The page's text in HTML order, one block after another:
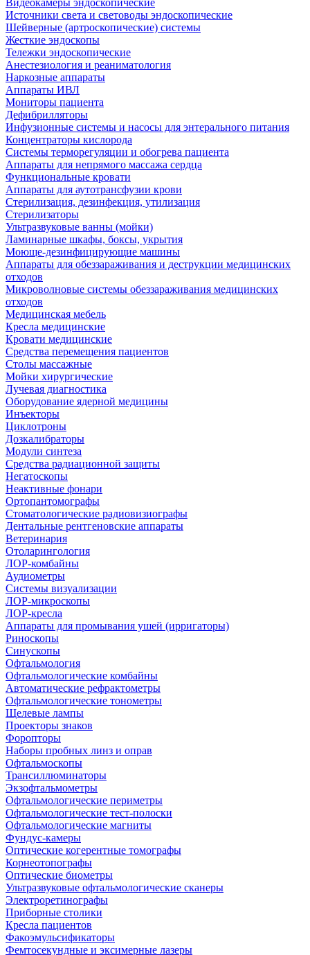
Видеокамеры эндоскопические
Источники света и световоды эндоскопические
Шейверные (артроскопические) системы
Жесткие эндоскопы
Тележки эндоскопические
Анестезиология и реаниматология
Наркозные аппараты
Аппараты ИВЛ
Мониторы пациента
Дефибрилляторы
Инфузионные системы и насосы для энтерального питания
Концентраторы кислорода
Системы терморегуляции и обогрева пациента
Аппараты для непрямого массажа сердца
Функциональные кровати
Аппараты для аутотрансфузии крови
Стерилизация, дезинфекция, утилизация
Стерилизаторы
Ультразвуковые ванны (мойки)
Ламинарные шкафы, боксы, укрытия
Моюще-дезинфицирующие машины
Аппараты для обеззараживания и деструкции медицинских
отходов
Микроволновые системы обеззараживания медицинских
отходов
Медицинская мебель
Кресла медицинские
Кровати медицинские
Средства перемещения пациентов
Столы массажные
Мойки хирургические
Лучевая диагностика
Оборудование ядерной медицины
Инъекторы
Циклотроны
Дозкалибраторы
Модули синтеза
Средства радиационной защиты
Негатоскопы
Неактивные фонари
Ортопантомографы
Стоматологические радиовизиографы
Дентальные рентгеновские аппараты
Ветеринария
Отоларингология
ЛОР-комбайны
Аудиометры
Системы визуализации
ЛОР-микроскопы
ЛОР-кресла
Аппараты для промывания ушей (ирригаторы)
Риноскопы
Синускопы
Офтальмология
Офтальмологические комбайны
Автоматические рефрактометры
Офтальмологические тонометры
Щелевые лампы
Проекторы знаков
Форопторы
Наборы пробных линз и оправ
Офтальмоскопы
Трансиллюминаторы
Экзофтальмометры
Офтальмологические периметры
Офтальмологические тест-полоски
Офтальмологические магниты
Фундус-камеры
Оптические когерентные томографы
Корнеотопографы
Оптические биометры
Ультразвуковые офтальмологические сканеры
Электроретинографы
Приборные столики
Кресла пациентов
Факоэмульсификаторы
Фемтосекундные и эксимерные лазеры